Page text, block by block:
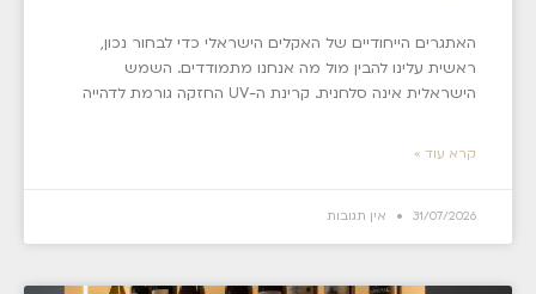
האתגרים הייחודיים של האקלים הישראלי כדי לבחור נכון,
ראשית עלינו להבין מול מה אנחנו מתמודדים. השמש
הישראלית אינה סלחנית. קרינת ה-UV החזקה גורמת לדהייה
קרא עוד »
31/07/2026 אין תגובות